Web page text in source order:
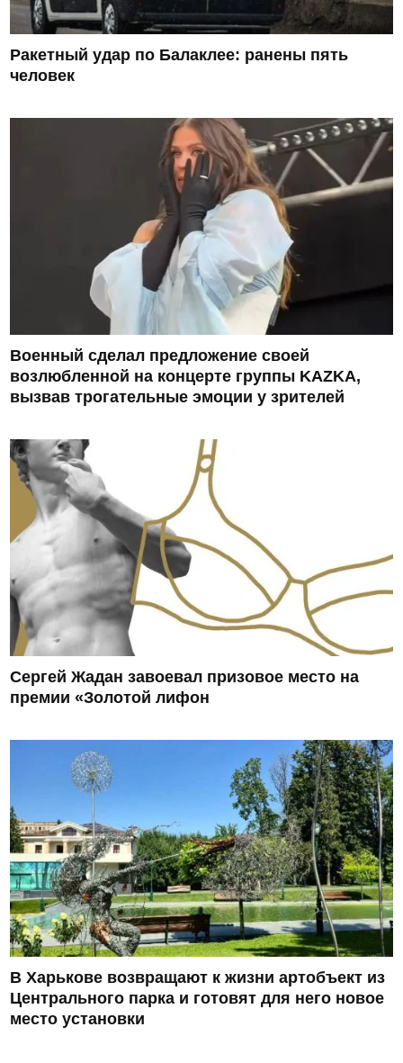
Ракетный удар по Балаклее: ранены пять
человек
Военный сделал предложение своей
возлюбленной на концерте группы KAZKA,
вызвав трогательные эмоции у зрителей
Сергей Жадан завоевал призовое место на
премии «Золотой лифон
В Харькове возвращают к жизни артобъект из
Центрального парка и готовят для него новое
место установки